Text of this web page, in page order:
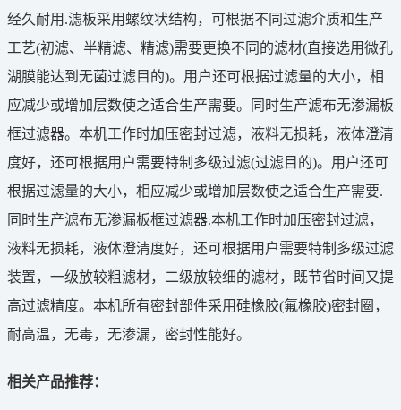
经久耐用.滤板采用螺纹状结构，可根据不同过滤介质和生产
工艺(初滤、半精滤、精滤)需要更换不同的滤材(直接选用微孔
湖膜能达到无菌过滤目的)。用户还可根据过滤量的大小，相
应减少或增加层数使之适合生产需要。同时生产滤布无渗漏板
框过滤器。本机工作时加压密封过滤，液料无损耗，液体澄清
度好，还可根据用户需要特制多级过滤(过滤目的)。用户还可
根据过滤量的大小，相应减少或增加层数使之适合生产需要.
同时生产滤布无渗漏板框过滤器.本机工作时加压密封过滤，
液料无损耗，液体澄清度好，还可根据用户需要特制多级过滤
装置，一级放较粗滤材，二级放较细的滤材，既节省时间又提
高过滤精度。本机所有密封部件采用硅橡胶(氟橡胶)密封圈，
耐高温，无毒，无渗漏，密封性能好。
相关产品推荐：